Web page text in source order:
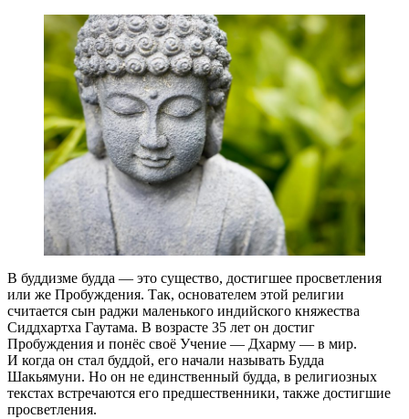
В буддизме будда — это существо, достигшее просветления
или же Пробуждения. Так, основателем этой религии
считается сын раджи маленького индийского княжества
Сиддхартха Гаутама. В возрасте 35 лет он достиг
Пробуждения и понёс своё Учение — Дхарму — в мир.
И когда он стал буддой, его начали называть Будда
Шакьямуни. Но он не единственный будда, в религиозных
текстах встречаются его предшественники, также достигшие
просветления.